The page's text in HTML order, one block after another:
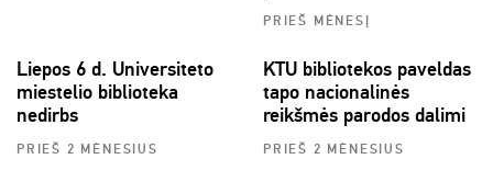
PRIEŠ MĖNESĮ
Liepos 6 d. Universiteto
miestelio biblioteka
nedirbs
PRIEŠ 2 MĖNESIUS
KTU bibliotekos paveldas
tapo nacionalinės
reikšmės parodos dalimi
PRIEŠ 2 MĖNESIUS